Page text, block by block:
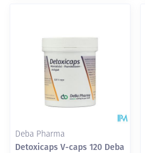
Deba Pharma
Detoxicaps V-caps 120 Deba